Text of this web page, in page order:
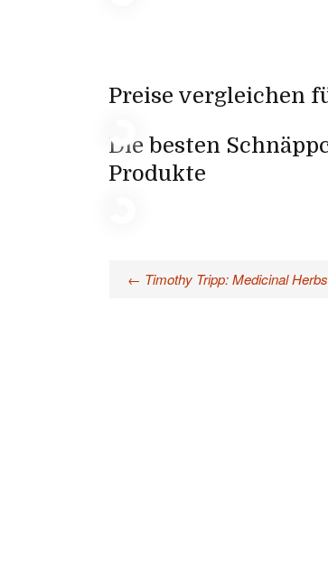
Preise vergleichen
Die besten
Produkte
Beitragsnavigation
← Timothy Tripp: Medicinal Herbs